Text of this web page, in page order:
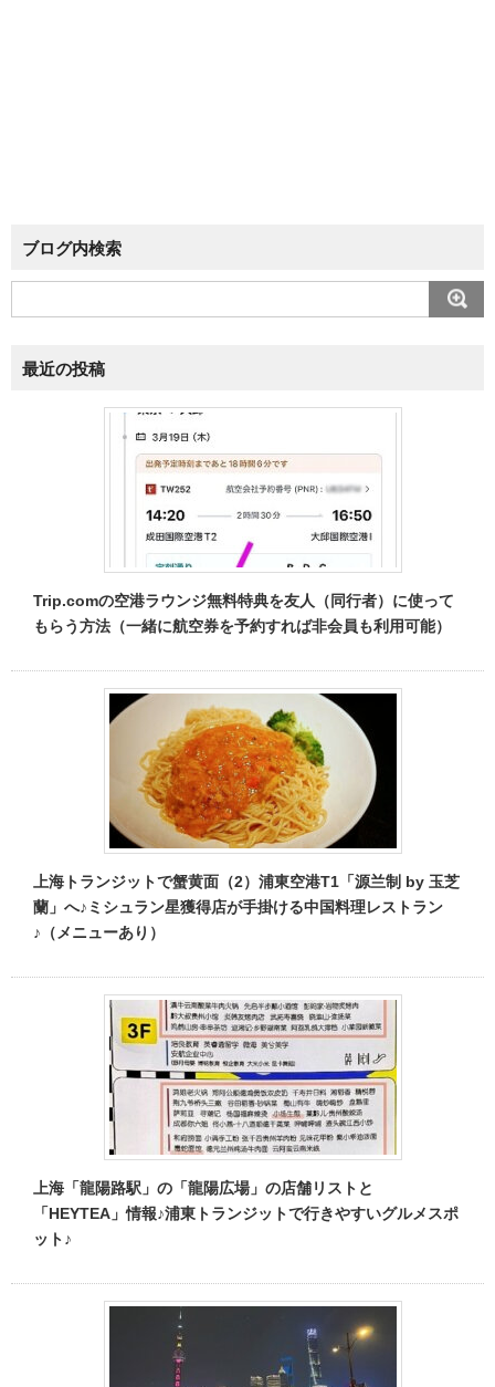
ブログ内検索
最近の投稿
Trip.comの空港ラウンジ無料特典を友人（同行者）に使って
もらう方法（一緒に航空券を予約すれば非会員も利用可能）
上海トランジットで蟹黄面（2）浦東空港T1「源兰制 by 玉芝
蘭」へ♪ミシュラン星獲得店が手掛ける中国料理レストラン
♪（メニューあり）
上海「龍陽路駅」の「龍陽広場」の店舗リストと
「HEYTEA」情報♪浦東トランジットで行きやすいグルメスポ
ット♪